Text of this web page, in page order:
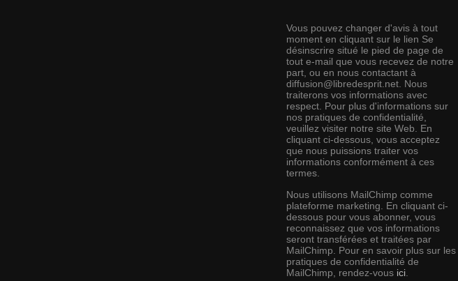
Vous pouvez changer d'avis à tout
moment en cliquant sur le lien Se
désinscrire situé le pied de page de
tout e-mail que vous recevez de notre
part, ou en nous contactant à
diffusion@libredesprit.net. Nous
traiterons vos informations avec
respect. Pour plus d'informations sur
nos pratiques de confidentialité,
veuillez visiter notre site Web. En
cliquant ci-dessous, vous acceptez
que nous puissions traiter vos
informations conformément à ces
termes.
Nous utilisons MailChimp comme
plateforme marketing. En cliquant ci-
dessous pour vous abonner, vous
reconnaissez que vos informations
seront transférées et traitées par
MailChimp. Pour en savoir plus sur les
pratiques de confidentialité de
MailChimp, rendez-vous ici.